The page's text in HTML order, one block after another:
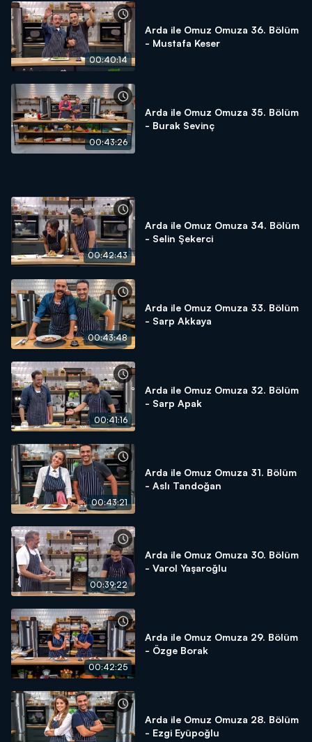
00:40:14
Arda ile Omuz Omuza 36. Bölüm
- Mustafa Keser
00:43:26
Arda ile Omuz Omuza 35. Bölüm
- Burak Sevinç
00:42:43
Arda ile Omuz Omuza 34. Bölüm
- Selin Şekerci
00:43:48
Arda ile Omuz Omuza 33. Bölüm
- Sarp Akkaya
00:41:16
Arda ile Omuz Omuza 32. Bölüm
- Sarp Apak
00:43:21
Arda ile Omuz Omuza 31. Bölüm
- Aslı Tandoğan
00:39:22
Arda ile Omuz Omuza 30. Bölüm
- Varol Yaşaroğlu
00:42:25
Arda ile Omuz Omuza 29. Bölüm
- Özge Borak
Arda ile Omuz Omuza 28. Bölüm
- Ezgi Eyüpoğlu